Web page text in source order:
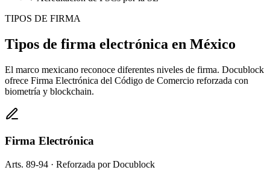
TIPOS DE FIRMA
Tipos de firma electrónica en México
El marco mexicano reconoce diferentes niveles de firma. Docublock
ofrece Firma Electrónica del Código de Comercio reforzada con
biometría y blockchain.
Firma Electrónica
Arts. 89-94 · Reforzada por Docublock